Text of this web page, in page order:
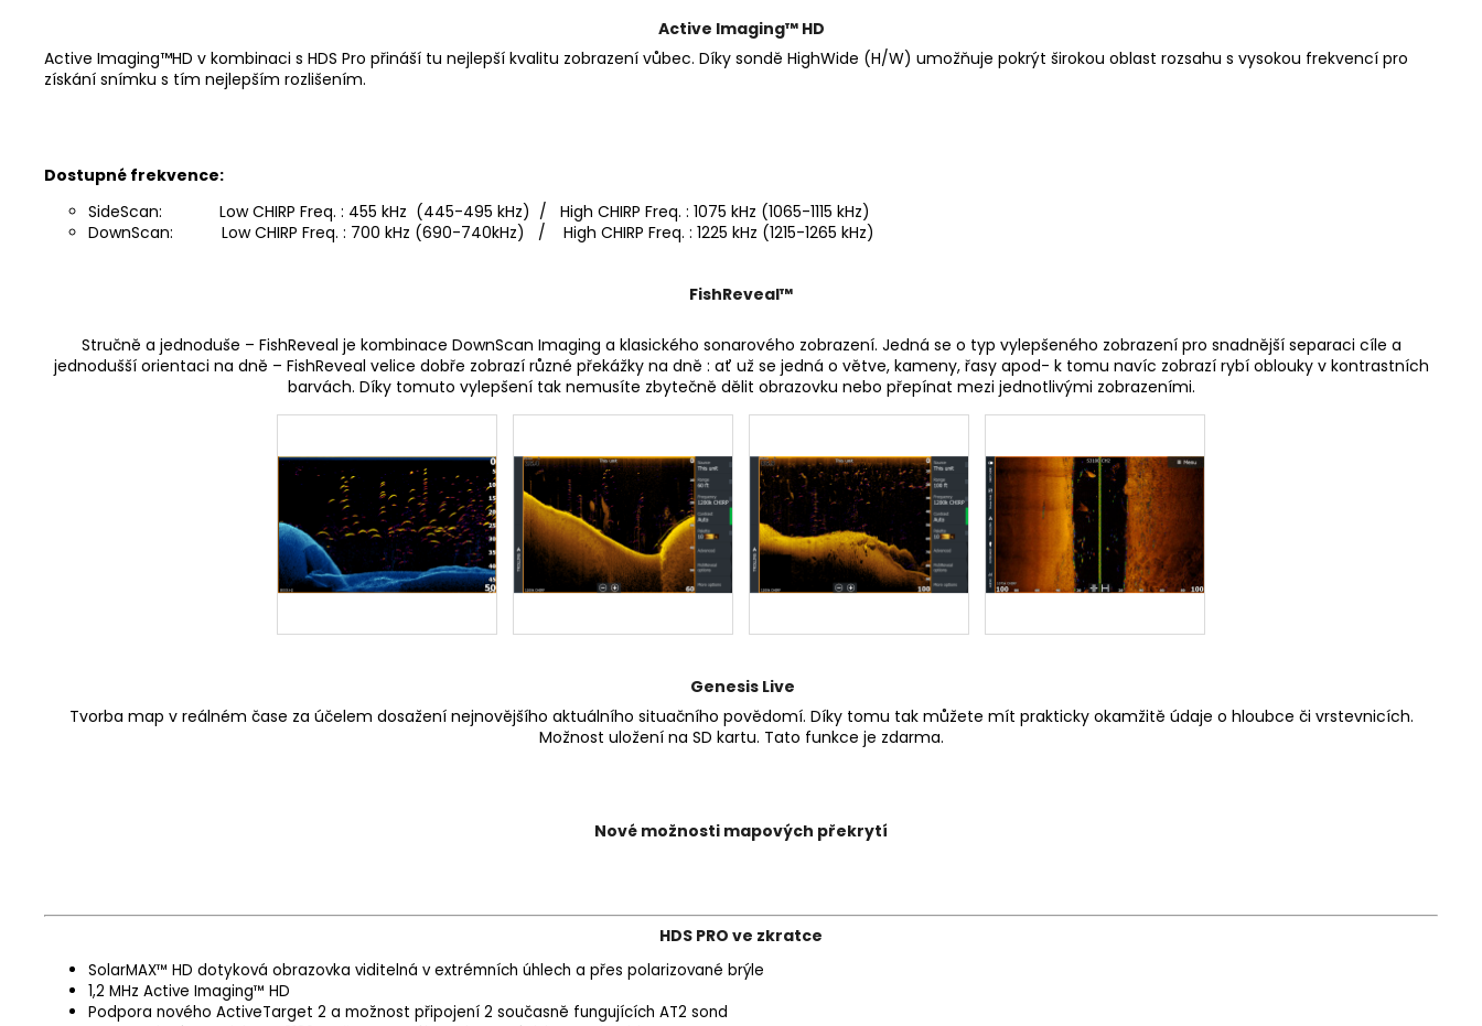
Active Imaging™ HD
Active Imaging™HD v kombinaci s HDS Pro přináší tu nejlepší kvalitu zobrazení vůbec. Díky sondě HighWide (H/W) umožňuje pokrýt širokou oblast rozsahu s vysokou frekvencí pro
získání snímku s tím nejlepším rozlišením.
Dostupné frekvence:
SideScan: Low CHIRP Freq. : 455 kHz (445-495 kHz) / High CHIRP Freq. : 1075 kHz (1065-1115 kHz)
DownScan: Low CHIRP Freq. : 700 kHz (690-740kHz) / High CHIRP Freq. : 1225 kHz (1215-1265 kHz)
FishReveal™
Stručně a jednoduše – FishReveal je kombinace DownScan Imaging a klasického sonarového zobrazení. Jedná se o typ vylepšeného zobrazení pro snadnější separaci cíle a
jednodušší orientaci na dně – FishReveal velice dobře zobrazí různé překážky na dně : ať už se jedná o větve, kameny, řasy apod- k tomu navíc zobrazí rybí oblouky v kontrastních
barvách. Díky tomuto vylepšení tak nemusíte zbytečně dělit obrazovku nebo přepínat mezi jednotlivými zobrazeními.
Genesis Live
Tvorba map v reálném čase za účelem dosažení nejnovějšího aktuálního situačního povědomí. Díky tomu tak můžete mít prakticky okamžitě údaje o hloubce či vrstevnicích.
Možnost uložení na SD kartu. Tato funkce je zdarma.
Nové možnosti mapových překrytí
HDS PRO ve zkratce
SolarMAX™ HD dotyková obrazovka viditelná v extrémních úhlech a přes polarizované brýle
1,2 MHz Active Imaging™ HD
Podpora nového ActiveTarget 2 a možnost připojení 2 současně fungujících AT2 sond